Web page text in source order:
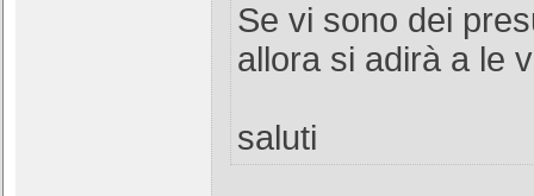
Se vi sono dei
allora si adirà a le
saluti